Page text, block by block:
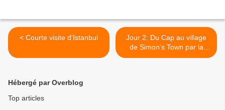
< Courte visite d'Istanbul
Jour 2: Du Cap au village
de Simon's Town par la
Victoria Road >
Hébergé par Overblog
Top articles